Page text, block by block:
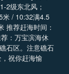
2级东北风；
米 / 10:32满4.5
推荐赶海时间：
：万宝滨海休
石区。注意礁石
祝你赶海愉